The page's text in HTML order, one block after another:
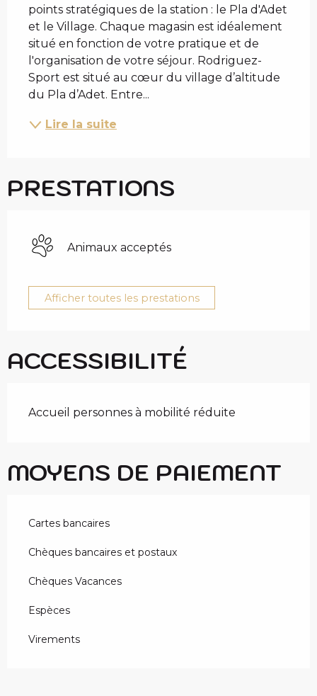
points stratégiques de la station : le Pla d'Adet
et le Village. Chaque magasin est idéalement
situé en fonction de votre pratique et de
l'organisation de votre séjour. Rodriguez-
Sport est situé au cœur du village d’altitude
du Pla d’Adet. Entre...
Lire la suite
PRESTATIONS
Animaux acceptés
Afficher toutes les prestations
ACCESSIBILITÉ
Accueil personnes à mobilité réduite
MOYENS DE PAIEMENT
Cartes bancaires
Chèques bancaires et postaux
Chèques Vacances
Espèces
Virements